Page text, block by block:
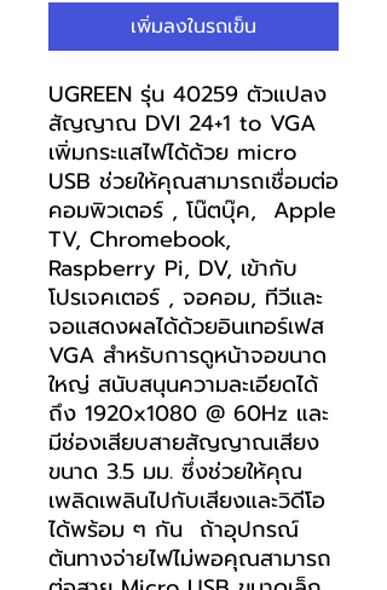
ลด
เพิ่มลงในรถเข็น
UGREEN รุ่น 40259 ตัวแปลง
สัญญาณ DVI 24+1 to VGA
เพิ่มกระแสไฟได้ด้วย micro
USB ช่วยให้คุณสามารถเชื่อมต่อ
คอมพิวเตอร์ , โน๊ตบุ๊ค, Apple
TV, Chromebook,
Raspberry Pi, DV, เข้ากับ
โปรเจคเตอร์ , จอคอม, ทีวีและ
จอแสดงผลได้ด้วยอินเทอร์เฟส
VGA สำหรับการดูหน้าจอขนาด
ใหญ่ สนับสนุนความละเอียดได้
ถึง 1920x1080 @ 60Hz และ
มีช่องเสียบสายสัญญาณเสียง
ขนาด 3.5 มม. ซึ่งช่วยให้คุณ
เพลิดเพลินไปกับเสียงและวิดีโอ
ได้พร้อม ๆ กัน ถ้าอุปกรณ์
ต้นทางจ่ายไฟไม่พอคุณสามารถ